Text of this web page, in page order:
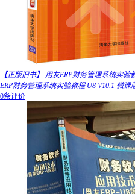
【正版旧书】 用友ERP财务管理系统实验
ERP财务管理系统实验教程 U8 V10.1 微课
0条评价